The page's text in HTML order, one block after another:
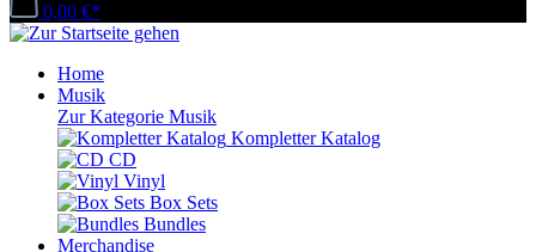
0,00 €*
Home
Musik
Zur Kategorie Musik
Kompletter Katalog
CD
Vinyl
Box Sets
Bundles
Merchandise